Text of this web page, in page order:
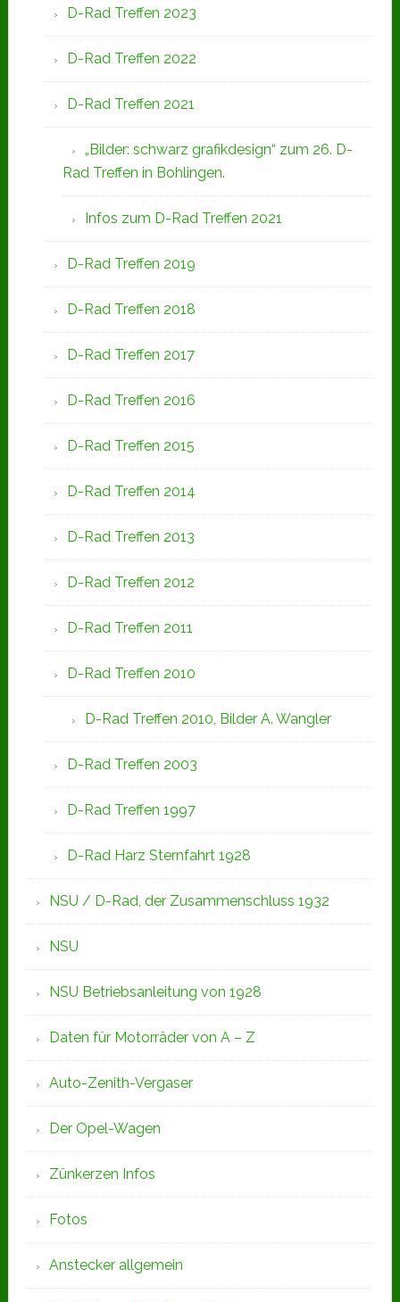
D-Rad Treffen 2023
D-Rad Treffen 2022
D-Rad Treffen 2021
„Bilder: schwarz grafikdesign“ zum 26. D-
Rad Treffen in Bohlingen.
Infos zum D-Rad Treffen 2021
D-Rad Treffen 2019
D-Rad Treffen 2018
D-Rad Treffen 2017
D-Rad Treffen 2016
D-Rad Treffen 2015
D-Rad Treffen 2014
D-Rad Treffen 2013
D-Rad Treffen 2012
D-Rad Treffen 2011
D-Rad Treffen 2010
D-Rad Treffen 2010, Bilder A. Wangler
D-Rad Treffen 2003
D-Rad Treffen 1997
D-Rad Harz Sternfahrt 1928
NSU / D-Rad, der Zusammenschluss 1932
NSU
NSU Betriebsanleitung von 1928
Daten für Motorräder von A – Z
Auto-Zenith-Vergaser
Der Opel-Wagen
Zünkerzen Infos
Fotos
Anstecker allgemein